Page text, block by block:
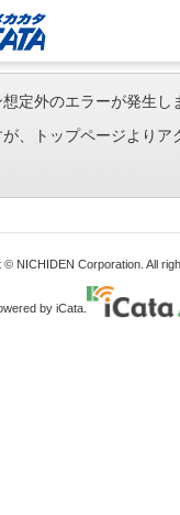
定外のエラーが発生
、トップページよりア
© NICHIDEN Corporation. All
by iCata.